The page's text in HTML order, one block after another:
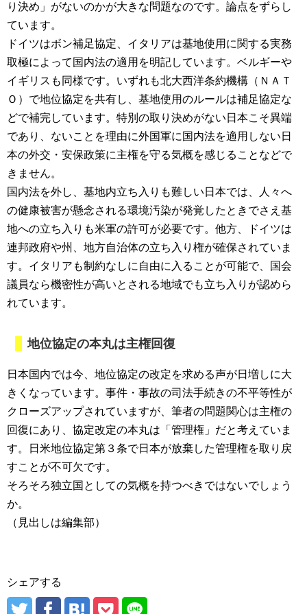
り決め」がないのかが大きな問題なのです。論点をずらし
ています。
ドイツはボン補足協定、イタリアは基地使用に関する実務
取極によって国内法の適用を明記しています。ベルギーや
イギリスも同様です。いずれも北大西洋条約機構（ＮＡＴ
Ｏ）で地位協定を共有し、基地使用のルールは補足協定な
どで補完しています。特別の取り決めがない日本こそ異端
であり、ないことを理由に外国軍に国内法を適用しない日
本の外交・安保政策に主権を守る気概を感じることなどで
きません。
国内法を外し、基地内立ち入りも難しい日本では、人々へ
の健康被害が懸念される環境汚染が発覚したときでさえ基
地への立ち入りも米軍の許可が必要です。他方、ドイツは
連邦政府や州、地方自治体の立ち入り権が確保されていま
す。イタリアも制約なしに自由に入ることが可能で、国会
議員なら機密性が高いとされる地域でも立ち入りが認めら
れています。
地位協定の本丸は主権回復
日本国内では今、地位協定の改定を求める声が日増しに大
きくなっています。事件・事故の司法手続きの不平等性が
クローズアップされていますが、筆者の問題関心は主権の
回復にあり、協定改定の本丸は「管理権」だと考えていま
す。日米地位協定第３条で日本が放棄した管理権を取り戻
すことが不可欠です。
そろそろ独立国としての気概を持つべきではないでしょう
か。
（見出しは編集部）
シェアする